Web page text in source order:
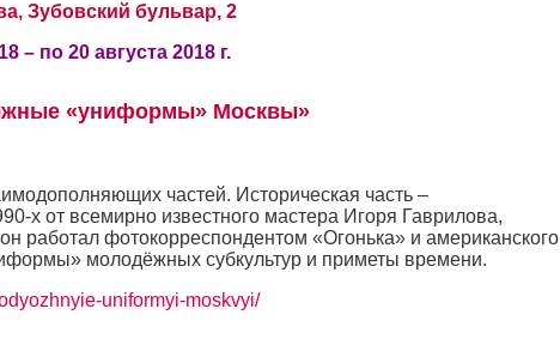
Зубовский бульвар, 2
– по 20 августа 2018 г.
«униформы» Москвы»
частей. Историческая часть –
х от всемирно известного мастера Игоря Гаврилова,
работал фотокорреспондентом «Огонька» и американского
молодёжных субкультур и приметы времени.
uniformyi-moskvyi/